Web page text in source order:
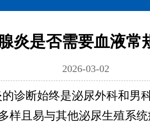
炎是否需要血液常
2026-03-02
诊断始终是泌尿外科和男
样且易与其他泌尿生殖系